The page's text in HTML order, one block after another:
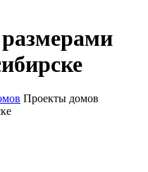
Проекты домов